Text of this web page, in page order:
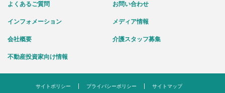
よくあるご質問 お問い合わせ
インフォメーション メディア情報
会社概要 介護スタッフ募集
不動産投資家向け情報
サイトポリシー プライバシーポリシー サイトマップ